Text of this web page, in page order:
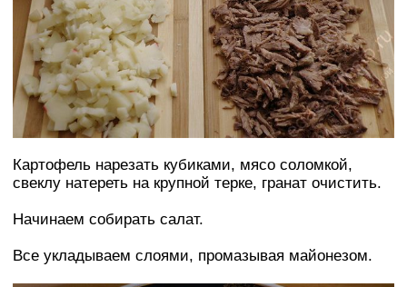
Картофель нарезать кубиками, мясо соломкой,
свеклу натереть на крупной терке, гранат очистить.
Начинаем собирать салат.
Все укладываем слоями, промазывая майонезом.